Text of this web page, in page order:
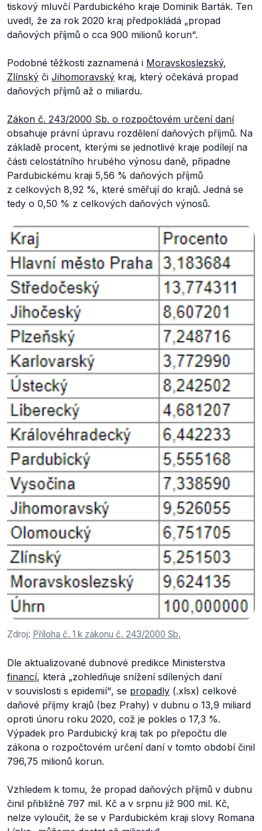
tiskový mluvčí Pardubického kraje Dominik Barták. Ten
uvedl, že za rok 2020 kraj předpokládá „propad
daňových příjmů o cca 900 milionů korun“.
Podobné těžkosti zaznamená i Moravskoslezský,
Zlínský či Jihomoravský kraj, který očekává propad
daňových příjmů až o miliardu.
Zákon č. 243/2000 Sb. o rozpočtovém určení daní
obsahuje právní úpravu rozdělení daňových příjmů. Na
základě procent, kterými se jednotlivé kraje podílejí na
části celostátního hrubého výnosu daně, připadne
Pardubickému kraji 5,56 % daňových příjmů
z celkových 8,92 %, které směřují do krajů. Jedná se
tedy o 0,50 % z celkových daňových výnosů.
Zdroj: Příloha č. 1 k zákonu č. 243/2000 Sb.
Dle aktualizované dubnové predikce Ministerstva
financí, která „zohledňuje snížení sdílených daní
v souvislosti s epidemií“, se propadly (.xlsx) celkové
daňové příjmy krajů (bez Prahy) v dubnu o 13,9 miliard
oproti únoru roku 2020, což je pokles o 17,3 %.
Výpadek pro Pardubický kraj tak po přepočtu dle
zákona o rozpočtovém určení daní v tomto období činil
796,75 milionů korun.
Vzhledem k tomu, že propad daňových příjmů v dubnu
činil přibližně 797 mil. Kč a v srpnu již 900 mil. Kč,
nelze vyloučit, že se v Pardubickém kraji slovy Romana